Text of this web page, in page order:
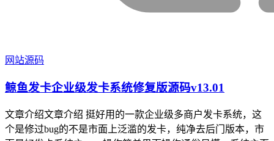
网站源码
鲸鱼发卡企业级发卡系统修复版源码v13.01
文章介绍文章介绍 挺好用的一款企业级多商户发卡系统，这
个是修过bug的不是市面上泛滥的发卡，纯净去后门版本，市